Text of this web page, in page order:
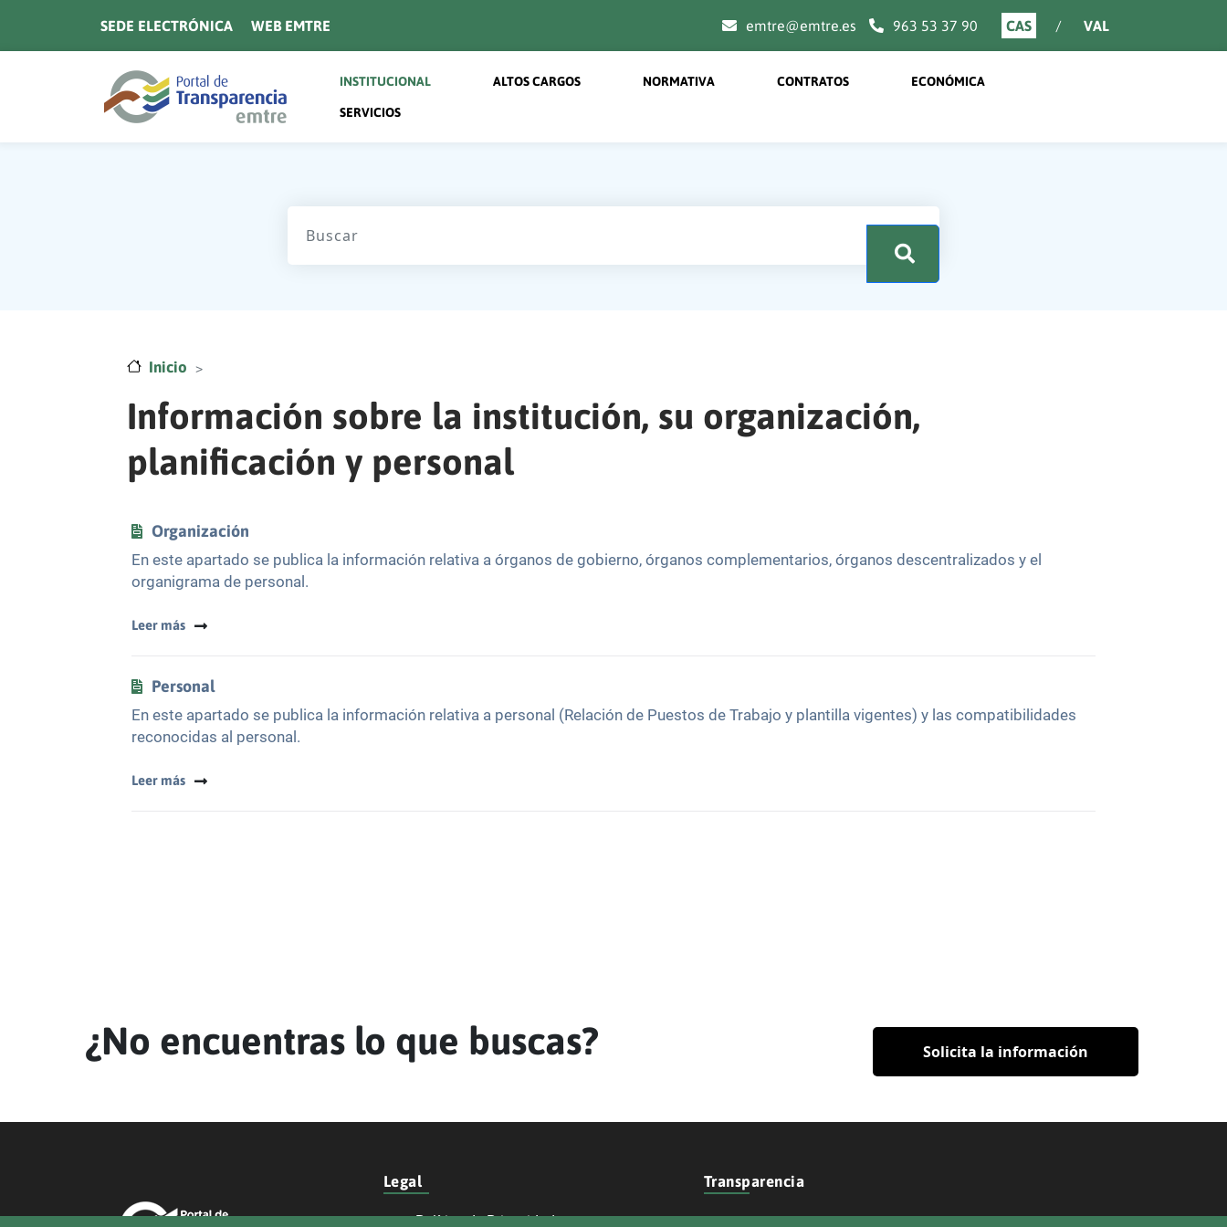
SEDE ELECTRÓNICA WEB EMTRE emtre@emtre.es 963 53 37 90 CAS VAL
Navegacion menu principal
INSTITUCIONAL ALTOS CARGOS NORMATIVA CONTRATOS ECONÓMICA
SERVICIOS
Inicio
Información sobre la institución, su organización,
planificación y personal
Organización
En este apartado se publica la información relativa a órganos de gobierno, órganos complementarios, órganos descentralizados y el
organigrama de personal.
Leer más
Personal
En este apartado se publica la información relativa a personal (Relación de Puestos de Trabajo y plantilla vigentes) y las compatibilidades
reconocidas al personal.
Leer más
¿No encuentras lo que buscas? Solicita la información
Legal
Política de Privacidad
Transparencia